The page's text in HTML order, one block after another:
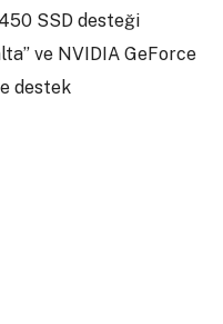
SSD desteği
ve NVIDIA GeForce
destek